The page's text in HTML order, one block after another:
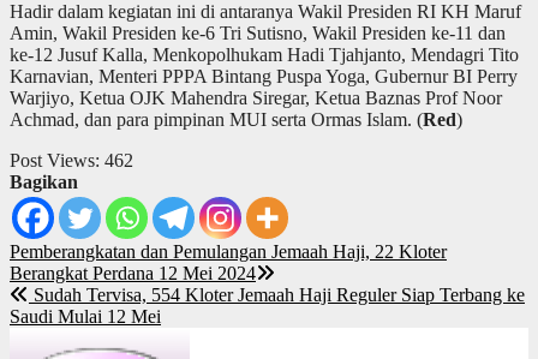
Hadir dalam kegiatan ini di antaranya Wakil Presiden RI KH Maruf
Amin, Wakil Presiden ke-6 Tri Sutisno, Wakil Presiden ke-11 dan
ke-12 Jusuf Kalla, Menkopolhukam Hadi Tjahjanto, Mendagri Tito
Karnavian, Menteri PPPA Bintang Puspa Yoga, Gubernur BI Perry
Warjiyo, Ketua OJK Mahendra Siregar, Ketua Baznas Prof Noor
Achmad, dan para pimpinan MUI serta Ormas Islam. (Red)
Post Views: 462
Bagikan
Post
navigation
Pemberangkatan dan Pemulangan Jemaah Haji, 22 Kloter
Berangkat Perdana 12 Mei 2024
Sudah Tervisa, 554 Kloter Jemaah Haji Reguler Siap Terbang ke
Saudi Mulai 12 Mei